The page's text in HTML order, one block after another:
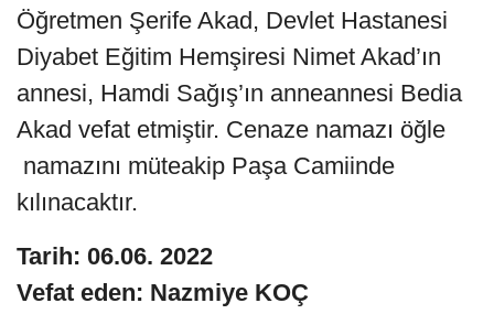
Öğretmen Şerife Akad, Devlet Hastanesi
Diyabet Eğitim Hemşiresi Nimet Akad’ın
annesi, Hamdi Sağış’ın anneannesi Bedia
Akad vefat etmiştir. Cenaze namazı öğle
namazını müteakip Paşa Camiinde
kılınacaktır.
Tarih: 06.06. 2022
Vefat eden: Nazmiye KOÇ